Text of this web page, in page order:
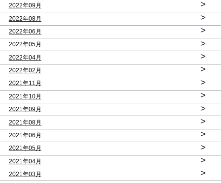
2022年09月 >
2022年08月 >
2022年06月 >
2022年05月 >
2022年04月 >
2022年02月 >
2021年11月 >
2021年10月 >
2021年09月 >
2021年08月 >
2021年06月 >
2021年05月 >
2021年04月 >
2021年03月
>